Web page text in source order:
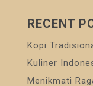
RECENT
Kopi
Kuliner
Menikmati